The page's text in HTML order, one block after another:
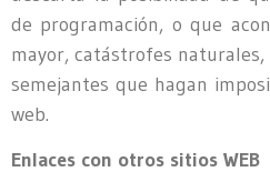
de programación, o que
mayor, catástrofes
semejantes que hagan
web.
Enlaces con otros sitios WEB